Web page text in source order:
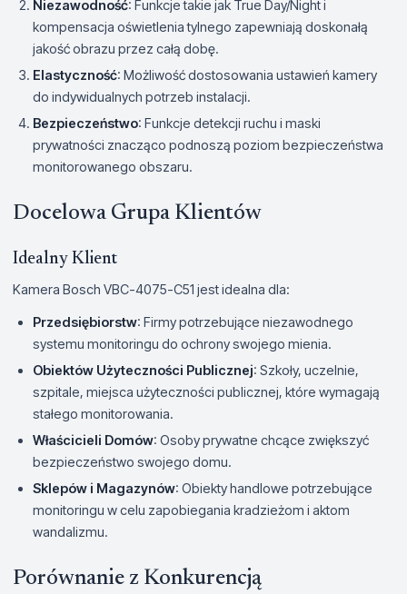
Niezawodność: Funkcje takie jak True Day/Night i
kompensacja oświetlenia tylnego zapewniają doskonałą
jakość obrazu przez całą dobę.
Elastyczność: Możliwość dostosowania ustawień kamery
do indywidualnych potrzeb instalacji.
Bezpieczeństwo: Funkcje detekcji ruchu i maski
prywatności znacząco podnoszą poziom bezpieczeństwa
monitorowanego obszaru.
Docelowa Grupa Klientów
Idealny Klient
Kamera Bosch VBC-4075-C51 jest idealna dla:
Przedsiębiorstw: Firmy potrzebujące niezawodnego
systemu monitoringu do ochrony swojego mienia.
Obiektów Użyteczności Publicznej: Szkoły, uczelnie,
szpitale, miejsca użyteczności publicznej, które wymagają
stałego monitorowania.
Właścicieli Domów: Osoby prywatne chcące zwiększyć
bezpieczeństwo swojego domu.
Sklepów i Magazynów: Obiekty handlowe potrzebujące
monitoringu w celu zapobiegania kradzieżom i aktom
wandalizmu.
Porównanie z Konkurencją